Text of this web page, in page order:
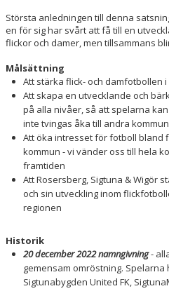
MATCHER
DOKUMENT
BILDGALLERI
Största anledningen till denna
en för sig har svårt att få till en
flickor och damer, men tillsammans
Målsättning
Att stärka flick- och damfotbollen
Att skapa en utvecklande och
på alla nivåer, så att spelarna
inte tvingas åka till andra
Att öka intresset för fotboll bland
kommun - vi vänder oss till hela
framtiden
Att Rosersberg, Sigtuna & Wigör
och sin utveckling inom
regionen
Historik
20 december 2022 namngivning-
gemensam omröstning.
Sigtunabygden United FK,